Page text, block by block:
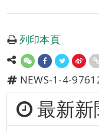
列印本頁
NEWS-1-4-
最新新